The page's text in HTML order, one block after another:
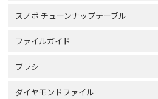
スノボ チューンナップテーブル
ファイルガイド
ブラシ
ダイヤモンドファイル